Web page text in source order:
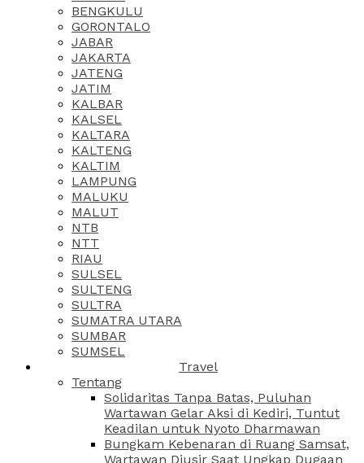
BENGKULU
GORONTALO
JABAR
JAKARTA
JATENG
JATIM
KALBAR
KALSEL
KALTARA
KALTENG
KALTIM
LAMPUNG
MALUKU
MALUT
NTB
NTT
RIAU
SULSEL
SULTENG
SULTRA
SUMATRA UTARA
SUMBAR
SUMSEL
Travel
Tentang
Solidaritas Tanpa Batas, Puluhan
Wartawan Gelar Aksi di Kediri, Tuntut
Keadilan untuk Nyoto Dharmawan
Bungkam Kebenaran di Ruang Samsat,
Wartawan Diusir Saat Ungkap Dugaan